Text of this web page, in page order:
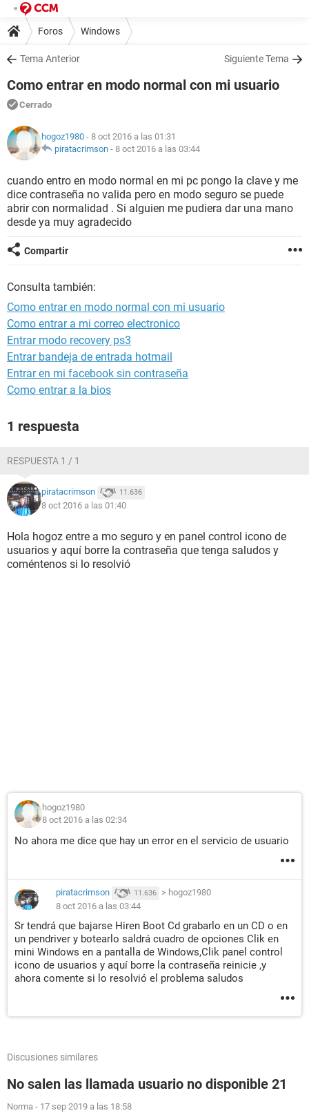
Foros Windows
Tema Anterior Siguiente Tema
Como entrar en modo normal con mi usuario
Cerrado
hogoz1980 - 8 oct 2016 a las 01:31
piratacrimson - 8 oct 2016 a las 03:44
cuando entro en modo normal en mi pc pongo la clave y me
dice contraseña no valida pero en modo seguro se puede
abrir con normalidad . Si alguien me pudiera dar una mano
desde ya muy agradecido
Compartir
Consulta también:
Como entrar en modo normal con mi usuario
Como entrar a mi correo electronico
Entrar modo recovery ps3
Entrar bandeja de entrada hotmail
Entrar en mi facebook sin contraseña
Como entrar a la bios
1 respuesta
RESPUESTA 1 / 1
piratacrimson 11.636
8 oct 2016 a las 01:40
Hola hogoz entre a mo seguro y en panel control icono de
usuarios y aquí borre la contraseña que tenga saludos y
coméntenos si lo resolvió
hogoz1980
8 oct 2016 a las 02:34
No ahora me dice que hay un error en el servicio de usuario
piratacrimson 11.636 > hogoz1980
8 oct 2016 a las 03:44
Sr tendrá que bajarse Hiren Boot Cd grabarlo en un CD o en
un pendriver y botearlo saldrá cuadro de opciones Clik en
mini Windows en a pantalla de Windows,Clik panel control
icono de usuarios y aquí borre la contraseña reinicie ,y
ahora comente si lo resolvió el problema saludos
Discusiones similares
No salen las llamada usuario no disponible 21
Norma - 17 sep 2019 a las 18:58